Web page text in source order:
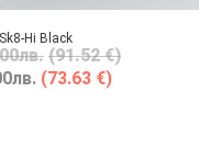
Hi Black
лв. (91.52 €)
лв. (73.63 €)